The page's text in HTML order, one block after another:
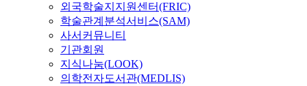
외국학술지지원센터(FRIC)
학술관계분석서비스(SAM)
사서커뮤니티
기관회원
지식나눔(LOOK)
의학전자도서관(MEDLIS)